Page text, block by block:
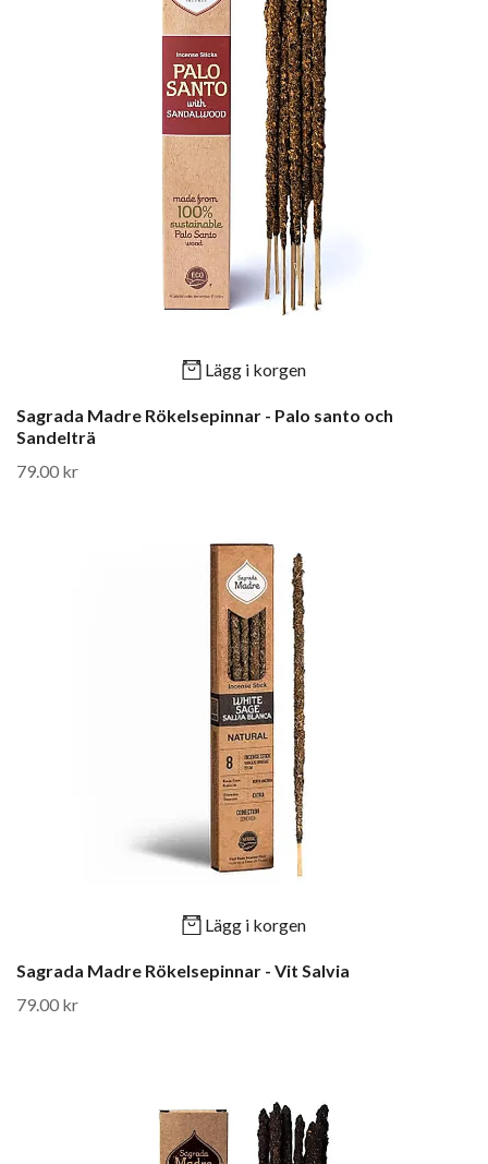
Lägg i korgen
Sagrada Madre Rökelsepinnar - Palo santo och
Sandelträ
79.00 kr
Lägg i korgen
Sagrada Madre Rökelsepinnar - Vit Salvia
79.00 kr